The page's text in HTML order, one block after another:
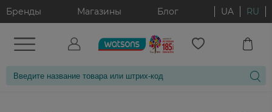
Бренды Магазины Блог UA RU